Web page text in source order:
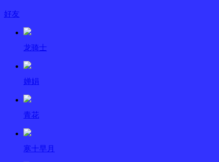
好友
龙骑士
婵娟
青花
寒十早月